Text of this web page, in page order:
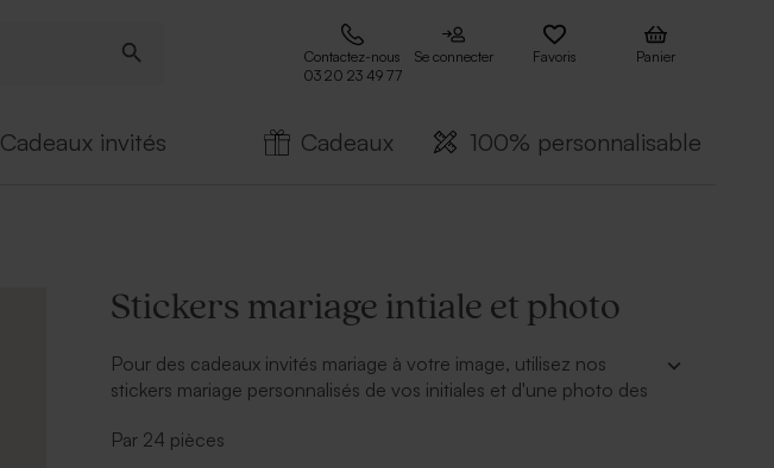
Contactez-nous
03 20 23 49 77
Se connecter Favoris Panier
Cadeaux invités Cadeaux 100% personnalisable
Stickers mariage intiale et photo
Pour des cadeaux invités mariage à votre image, utilisez nos
stickers mariage personnalisés de vos initiales et d'une photo des
* À personnaliser en ligne.
Par 24 pièces